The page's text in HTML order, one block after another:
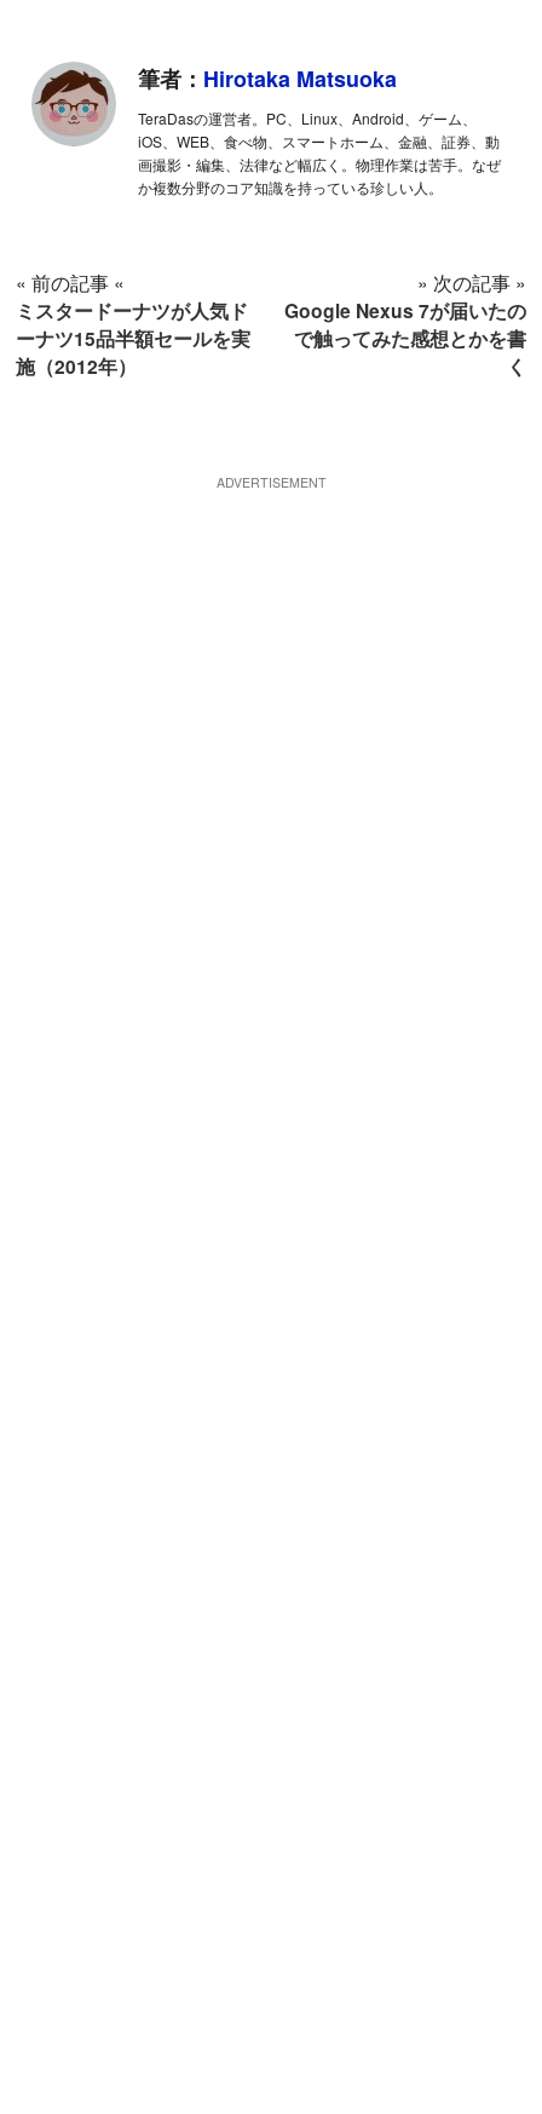
筆者： Hirotaka Matsuoka
TeraDasの運営者。PC、Linux、Android、ゲーム、
iOS、WEB、食べ物、スマートホーム、金融、証券、動
画撮影・編集、法律など幅広く。物理作業は苦手。なぜ
か複数分野のコア知識を持っている珍しい人。
« 前の記事 «
ミスタードーナツが人気ド
ーナツ15品半額セールを実
施（2012年）
» 次の記事 »
Google Nexus 7が届いたの
で触ってみた感想とかを書
く